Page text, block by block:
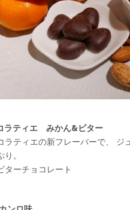
ラティエ みかん&ビター
ラティエの新フレーバーで、 ジ
。
ターチョコレート